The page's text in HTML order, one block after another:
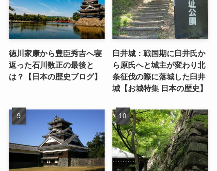
徳川家康から豊臣秀吉へ寝
返った石川数正の最後と
は？【日本の歴史ブログ】
臼井城：戦国期に臼井氏か
ら原氏へと城主が変わり北
条征伐の際に落城した臼井
城【お城特集 日本の歴史】